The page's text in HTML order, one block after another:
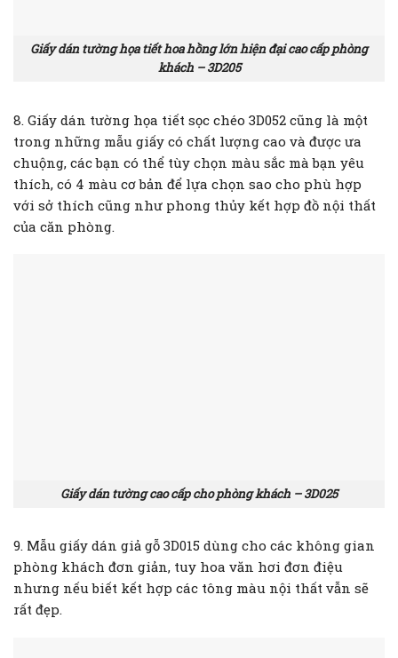
Giấy dán tường họa tiết hoa hồng lớn hiện đại cao cấp phòng
khách – 3D205
8. Giấy dán tường họa tiết sọc chéo 3D052 cũng là một
trong những mẫu giấy có chất lượng cao và được ưa
chuộng, các bạn có thể tùy chọn màu sắc mà bạn yêu
thích, có 4 màu cơ bản để lựa chọn sao cho phù hợp
với sở thích cũng như phong thủy kết hợp đồ nội thất
của căn phòng.
Giấy dán tường cao cấp cho phòng khách – 3D025
9. Mẫu giấy dán giả gỗ 3D015 dùng cho các không gian
phòng khách đơn giản, tuy hoa văn hơi đơn điệu
nhưng nếu biết kết hợp các tông màu nội thất vẫn sẽ
rất đẹp.